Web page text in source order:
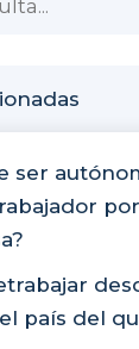
ser
país del